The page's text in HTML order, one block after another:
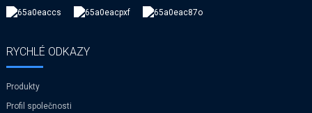
RYCHLÉ ODKAZY
Produkty
Profil společnosti